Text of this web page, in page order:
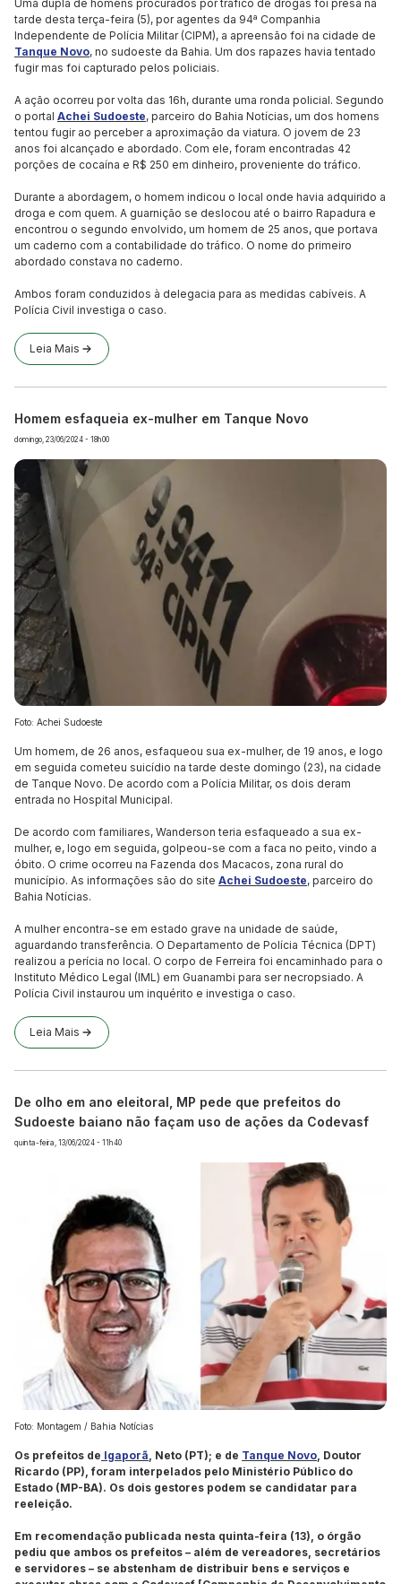
Uma dupla de homens procurados por tráfico de drogas foi presa na
tarde desta terça-feira (5), por agentes da 94ª Companhia
Independente de Polícia Militar (CIPM), a apreensão foi na cidade de
Tanque Novo, no sudoeste da Bahia. Um dos rapazes havia tentado
fugir mas foi capturado pelos policiais.
A ação ocorreu por volta das 16h, durante uma ronda policial. Segundo
o portal Achei Sudoeste, parceiro do Bahia Notícias, um dos homens
tentou fugir ao perceber a aproximação da viatura. O jovem de 23
anos foi alcançado e abordado. Com ele, foram encontradas 42
porções de cocaína e R$ 250 em dinheiro, proveniente do tráfico.
Durante a abordagem, o homem indicou o local onde havia adquirido a
droga e com quem. A guarnição se deslocou até o bairro Rapadura e
encontrou o segundo envolvido, um homem de 25 anos, que portava
um caderno com a contabilidade do tráfico. O nome do primeiro
abordado constava no caderno.
Ambos foram conduzidos à delegacia para as medidas cabíveis. A
Polícia Civil investiga o caso.
Leia Mais
Homem esfaqueia ex-mulher em Tanque Novo
domingo, 23/06/2024 - 18h00
Foto: Achei Sudoeste
Um homem, de 26 anos, esfaqueou sua ex-mulher, de 19 anos, e logo
em seguida cometeu suicídio na tarde deste domingo (23), na cidade
de Tanque Novo. De acordo com a Polícia Militar, os dois deram
entrada no Hospital Municipal.
De acordo com familiares, Wanderson teria esfaqueado a sua ex-
mulher, e, logo em seguida, golpeou-se com a faca no peito, vindo a
óbito. O crime ocorreu na Fazenda dos Macacos, zona rural do
município. As informações são do site Achei Sudoeste, parceiro do
Bahia Notícias.
A mulher encontra-se em estado grave na unidade de saúde,
aguardando transferência. O Departamento de Polícia Técnica (DPT)
realizou a perícia no local. O corpo de Ferreira foi encaminhado para o
Instituto Médico Legal (IML) em Guanambi para ser necropsiado. A
Polícia Civil instaurou um inquérito e investiga o caso.
Leia Mais
De olho em ano eleitoral, MP pede que prefeitos do
Sudoeste baiano não façam uso de ações da Codevasf
quinta-feira, 13/06/2024 - 11h40
Foto: Montagem / Bahia Notícias
Os prefeitos de Igaporã, Neto (PT); e de Tanque Novo, Doutor
Ricardo (PP), foram interpelados pelo Ministério Público do
Estado (MP-BA). Os dois gestores podem se candidatar para
reeleição.
Em recomendação publicada nesta quinta-feira (13), o órgão
pediu que ambos os prefeitos – além de vereadores, secretários
e servidores – se abstenham de distribuir bens e serviços e